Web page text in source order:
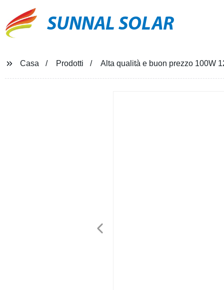
SUNNAL SOLAR
Casa Prodotti Alta qualità e buon prezzo 100W